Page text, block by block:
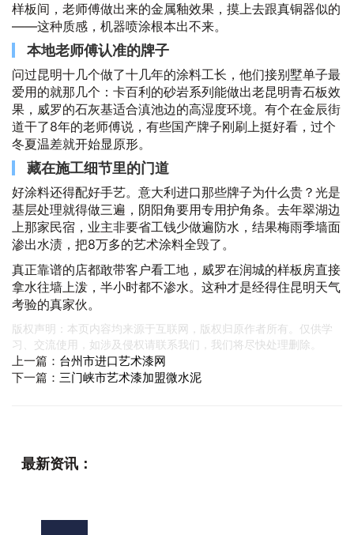
样板间，老师傅做出来的金属釉效果，摸上去跟真铜器似的
——这种质感，机器喷涂根本出不来。
本地老师傅认准的牌子
问过昆明十几个做了十几年的涂料工长，他们接别墅单子最
爱用的就那几个：卡百利的砂岩系列能做出老昆明青石板效
果，威罗的石灰基适合滇池边的高湿度环境。有个在金辰街
道干了8年的老师傅说，有些国产牌子刚刷上挺好看，过个
冬夏温差就开始显原形。
藏在施工细节里的门道
好涂料还得配好手艺。意大利进口那些牌子为什么贵？光是
基层处理就得做三遍，阴阳角要用专用护角条。去年翠湖边
上那家民宿，业主非要省工钱少做遍防水，结果梅雨季墙面
渗出水渍，把8万多的艺术涂料全毁了。
真正靠谱的店都敢带客户看工地，威罗在润城的样板房直接
拿水往墙上泼，半小时都不渗水。这种才是经得住昆明天气
考验的真家伙。
版权声明：本页内容均来源于互联网，版权归原作者所有。仅供学
习、交流使用，如涉及侵权请联系我们，我们将尽快处理删除。
上一篇： 台州市进口艺术漆网
下一篇： 三门峡市艺术漆加盟微水泥
最新资讯：